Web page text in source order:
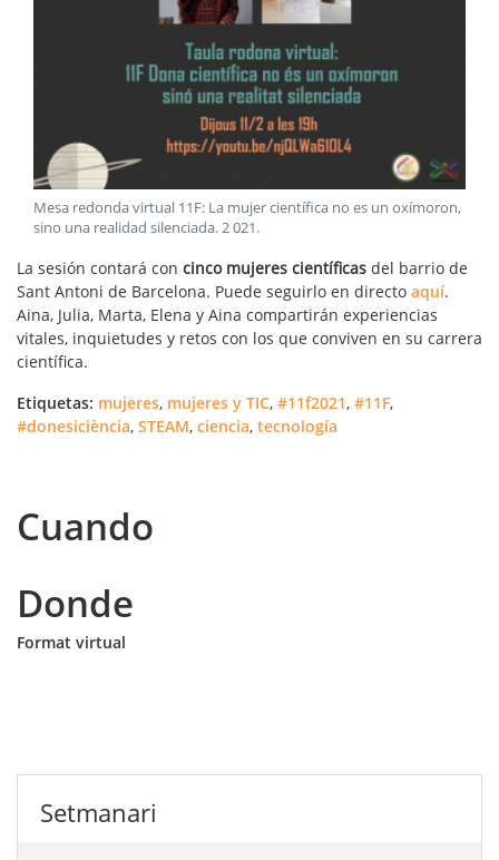
Mesa redonda virtual 11F: La mujer científica no es un oxímoron,
sino una realidad silenciada.2 021.
La sesión contará con cinco mujeres científicas del barrio de
Sant Antoni de Barcelona. Puede seguirlo en directo aquí.
Aina, Julia, Marta, Elena y Aina compartirán experiencias
vitales, inquietudes y retos con los que conviven en su carrera
científica.
Etiquetas: mujeres, mujeres y TIC, #11f2021, #11F,
#donesiciència, STEAM, ciencia, tecnología
Cuando
Donde
Format virtual
Setmanari